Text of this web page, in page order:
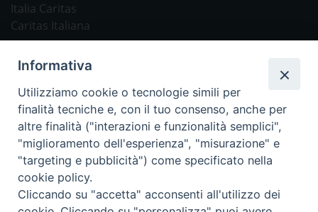
Italia Caritas
Caritas Italiana
Caritas Internationalis
TV 2000
Inblu 2000
Avvenire
Sir
Informativa
Utilizziamo cookie o tecnologie simili per
finalità tecniche e, con il tuo consenso, anche per
altre finalità ("interazioni e funzionalità semplici",
"miglioramento dell'esperienza", "misurazione" e
"targeting e pubblicità") come specificato nella
cookie policy.
Cliccando su "accetta" acconsenti all'utilizzo dei